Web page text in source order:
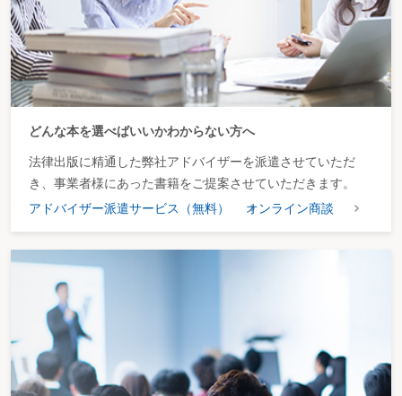
どんな本を選べばいいかわからない方へ
法律出版に精通した弊社アドバイザーを派遣させていただ
き、事業者様にあった書籍をご提案させていただきます。
アドバイザー派遣サービス（無料）
オンライン商談